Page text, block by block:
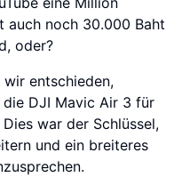
auch noch 30.000 Baht
oder?
wir entschieden,
DJI Mavic Air 3 für
war der Schlüssel,
und ein breiteres